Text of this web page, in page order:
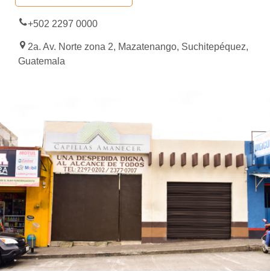
+502 2297 0000
2a. Av. Norte zona 2, Mazatenango, Suchitepéquez,
Guatemala